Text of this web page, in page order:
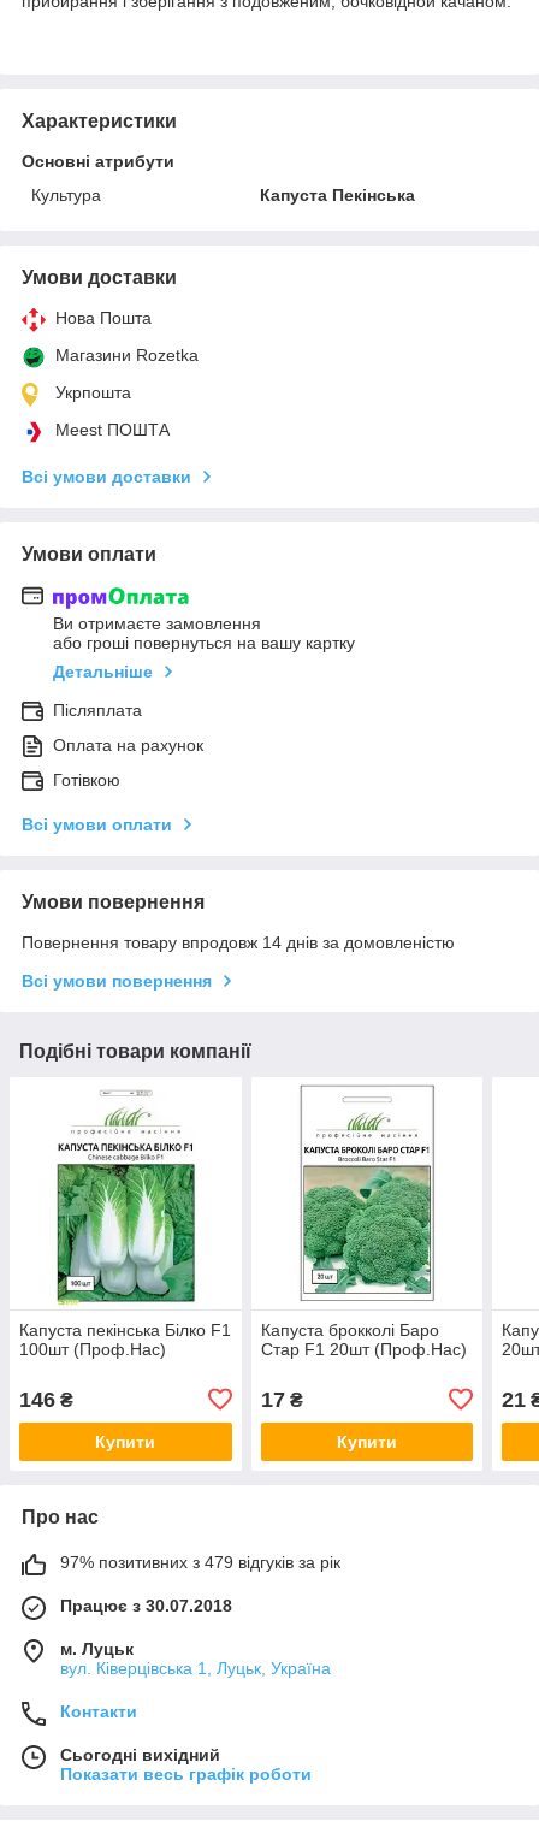
Характеристики
Основні атрибути
Культура
Капуста Пекінська
Умови доставки
Нова Пошта
Магазини Rozetka
Укрпошта
Meest ПОШТА
Всі умови доставки
Умови оплати
Ви отримаєте замовлення
або гроші повернуться на вашу картку
Детальніше
Післяплата
Оплата на рахунок
Готівкою
Всі умови оплати
Умови повернення
Повернення товару впродовж 14 днів за домовленістю
Всі умови повернення
Подібні товари компанії
Капуста пекінська Білко F1
100шт (Проф.Нас)
146 ₴
Купити
Капуста брокколі Баро
Стар F1 20шт (Проф.Нас)
17₴
Купити
21
Про нас
97% позитивних з 479 відгуків за рік
Працює з 30.07.2018
м. Луцьк
вул. Ківерцівська 1, Луцьк, Україна
Контакти
Сьогодні вихідний
Показати весь графік роботи